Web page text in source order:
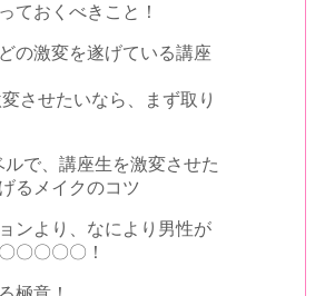
ておくべきこと！
の激変を遂げている講座
させたいなら、
まず取り
で、講座生を激変させた
るメイクのコツ
ンより、 なにより男性が
〇〇〇〇！